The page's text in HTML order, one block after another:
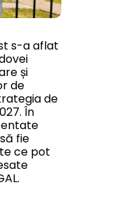
s-a aflat
și
de
de
În
fie
ce pot